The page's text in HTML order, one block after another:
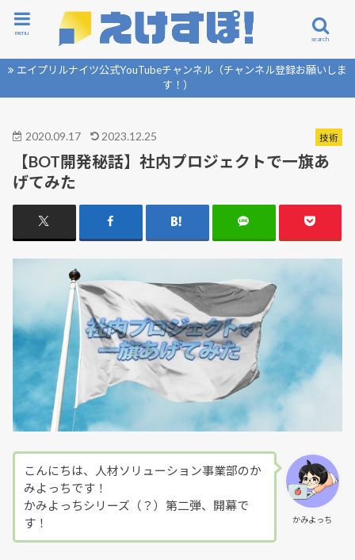
search
menu
エイプリルナイツ公式YouTubeチャンネル（チャンネル登録お願いしま
す！）
技術
2020.09.17 2023.12.25
【BOT開発秘話】社内プロジェクトで一旗あ
げてみた
かみよっち
こんにちは、人材ソリューション事業部のか
みよっちです！
かみよっちシリーズ（？）第二弾、開幕で
す！